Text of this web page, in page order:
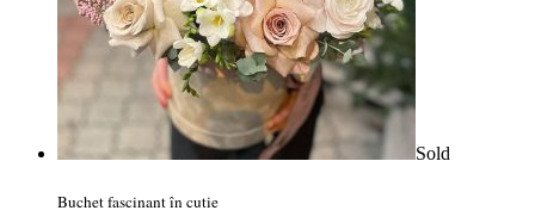
Sold
Buchet fascinant în cutie